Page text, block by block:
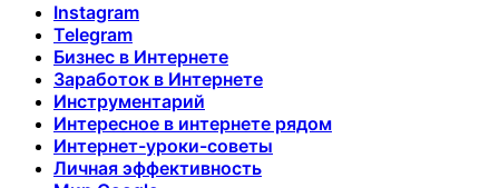
Instagram
Telegram
Бизнес в Интернете
Заработок в Интернете
Инструментарий
Интересное в интернете рядом
Интернет-уроки-советы
Личная эффективность